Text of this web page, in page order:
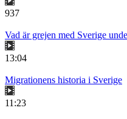
937
Vad är grejen med Sverige
13:04
Migrationens historia i Sverige
11:23